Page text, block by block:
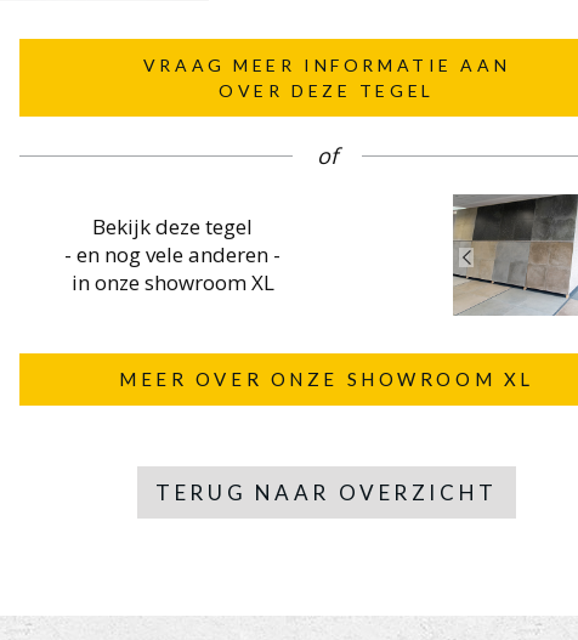
VRAAG MEER INFORMATIE AAN
OVER DEZE TEGEL
of
Bekijk deze tegel
- en nog vele anderen -
in onze showroom XL
MEER OVER ONZE SHOWROOM XL
TERUG NAAR OVERZICHT